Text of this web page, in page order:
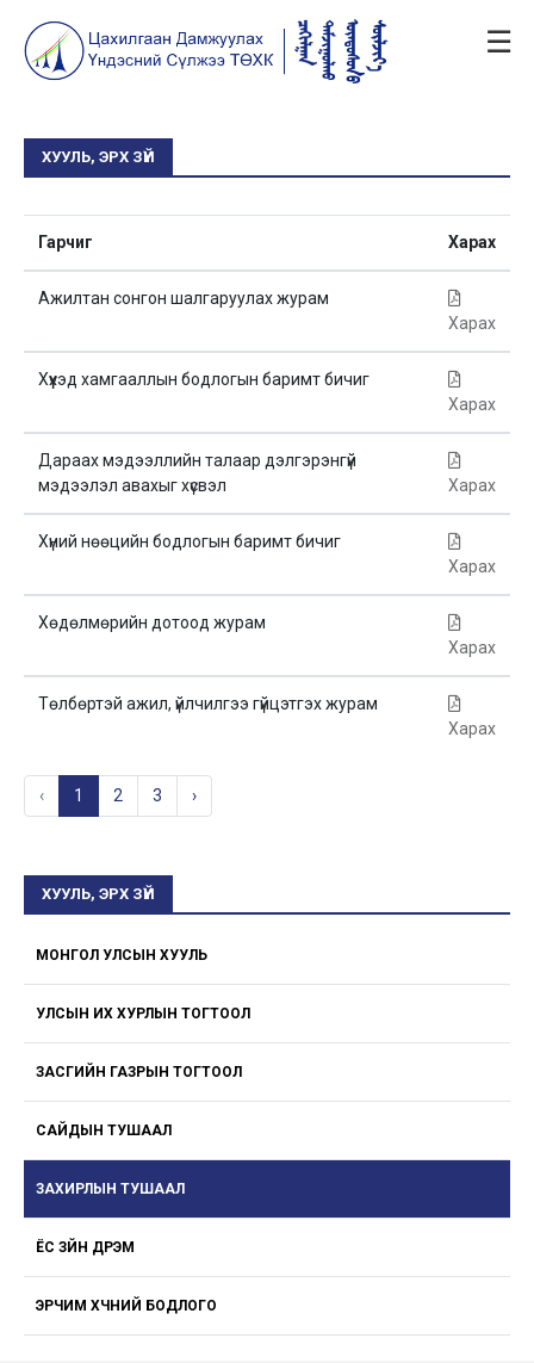
☰
ХУУЛЬ, ЭРХ ЗҮЙ
Гарчиг Харах
Ажилтан сонгон шалгаруулах журам
Харах
Хүүхэд хамгааллын бодлогын баримт бичиг
Харах
Дараах мэдээллийн талаар дэлгэрэнгүй
мэдээлэл авахыг хүсвэл
Харах
Хүний нөөцийн бодлогын баримт бичиг
Харах
Хөдөлмөрийн дотоод журам
Харах
Төлбөртэй ажил, үйлчилгээ гүйцэтгэх журам
Харах
‹ 1 2 3 ›
ХУУЛЬ, ЭРХ ЗҮЙ
МОНГОЛ УЛСЫН ХУУЛЬ
УЛСЫН ИХ ХУРЛЫН ТОГТООЛ
ЗАСГИЙН ГАЗРЫН ТОГТООЛ
САЙДЫН ТУШААЛ
ЗАХИРЛЫН ТУШААЛ
ЁС ЗҮЙН ДҮРЭМ
ЭРЧИМ ХҮЧНИЙ БОДЛОГО